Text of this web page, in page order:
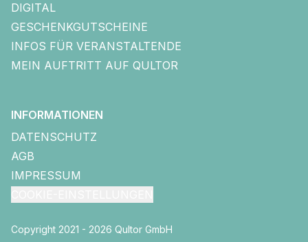
DIGITAL
GESCHENKGUTSCHEINE
INFOS FÜR VERANSTALTENDE
MEIN AUFTRITT AUF QULTOR
INFORMATIONEN
DATENSCHUTZ
AGB
IMPRESSUM
Copyright 2021 - 2026 Qultor GmbH